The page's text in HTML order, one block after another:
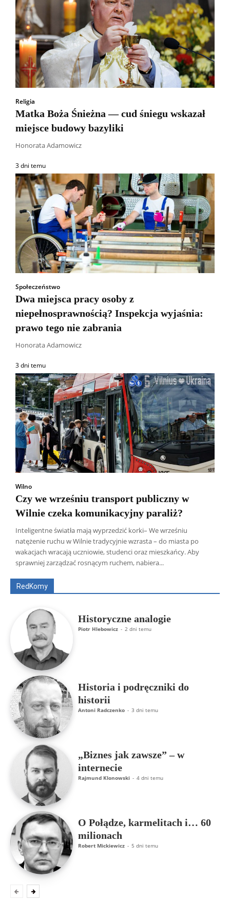
Religia
Matka Boża Śnieżna — cud śniegu wskazał
miejsce budowy bazyliki
Honorata Adamowicz
3 dni temu
Społeczeństwo
Dwa miejsca pracy osoby z
niepełnosprawnością? Inspekcja wyjaśnia:
prawo tego nie zabrania
Honorata Adamowicz
3 dni temu
Wilno
Czy we wrześniu transport publiczny w
Wilnie czeka komunikacyjny paraliż?
Inteligentne światła mają wyprzedzić korki– We wrześniu
natężenie ruchu w Wilnie tradycyjnie wzrasta – do miasta po
wakacjach wracają uczniowie, studenci oraz mieszkańcy. Aby
sprawniej zarządzać rosnącym ruchem, nabiera...
RedKomy
Wszyscy Aleksander Borowik
Antoni Radczenko
Artur Płokszto
Grzegorz Górny
ks. Jarosław Wąsowicz SDB
Historyczne analogie
Piotr Hlebowicz - 2 dni temu
Historia i podręczniki do
historii
Antoni Radczenko - 3 dni temu
„Biznes jak zawsze” – w
internecie
Rajmund Klonowski - 4 dni temu
O Połądze, karmelitach i… 60
milionach
Robert Mickiewicz - 5 dni temu